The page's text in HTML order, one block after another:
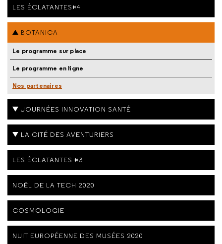
LES ÉCLATANTES#4
BOTANICA
Le programme sur place
Le programme en ligne
Nos partenaires
JOURNÉES INNOVATION SANTÉ
LA CITÉ DES AVENTURIERS
LES ÉCLATANTES #3
NOËL DE LA TECH 2020
COSMOLOGIE
NUIT EUROPÉENNE DES MUSÉES 2020